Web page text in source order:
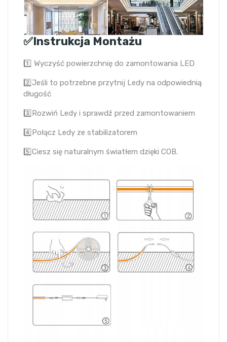
✅Instrukcja Montażu
1️⃣ Wyczyść powierzchnię do zamontowania LED
2️⃣Jeśli to potrzebne przytnij Ledy na odpowiednią
długość
3️⃣Rozwiń Ledy i sprawdź przed zamontowaniem
4️⃣Połącz Ledy ze stabilizatorem
5️⃣Ciesz się naturalnym światłem dzięki COB.